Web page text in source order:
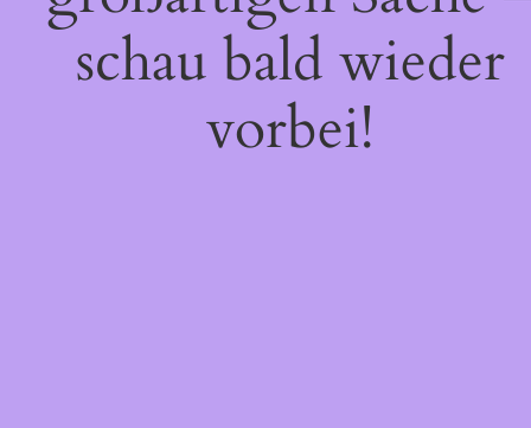
schau bald wieder
vorbei!